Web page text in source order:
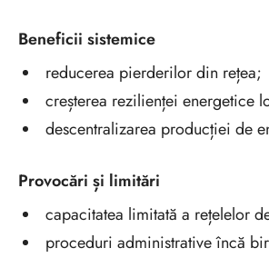
Beneficii sistemice
reducerea pierderilor din rețea;
creșterea rezilienței energetice
descentralizarea producției de
Provocări și limitări
capacitatea limitată a rețelelor
proceduri administrative încă